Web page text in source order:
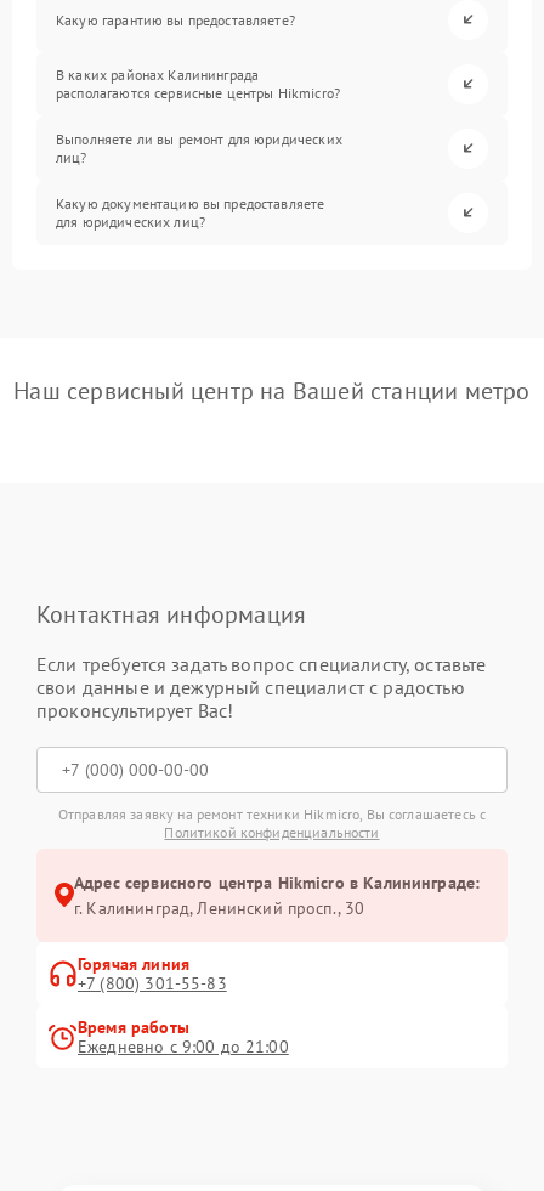
Какую гарантию вы предоставляете?
В каких районах Калининграда
располагаются сервисные центры Hikmicro?
Выполняете ли вы ремонт для юридических
лиц?
Какую документацию вы предоставляете
для юридических лиц?
Наш сервисный центр на Вашей станции метро
Контактная информация
Если требуется задать вопрос специалисту, оставьте
свои данные и дежурный специалист с радостью
проконсультирует Вас!
Отправляя заявку на ремонт техники Hikmicro, Вы соглашаетесь с
Политикой конфиденциальности
Адрес сервисного центра Hikmicro в Калининграде:
г. Калининград, Ленинский просп., 30
Горячая линия
+7 (800) 301-55-83
Время работы
Ежедневно с 9:00 до 21:00